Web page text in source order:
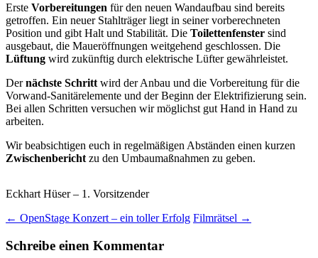
Erste Vorbereitungen für den neuen Wandaufbau sind bereits
getroffen. Ein neuer Stahlträger liegt in seiner vorberechneten
Position und gibt Halt und Stabilität. Die Toilettenfenster sind
ausgebaut, die Maueröffnungen weitgehend geschlossen. Die
Lüftung wird zukünftig durch elektrische Lüfter gewährleistet.
Dernächste Schritt wird der Anbau und die Vorbereitung für die
Vorwand-Sanitärelemente und der Beginn der Elektrifizierung sein.
Bei allen Schritten versuchen wir möglichst gut Hand in Hand zu
arbeiten.
Wir beabsichtigen euch in regelmäßigen Abständen einen kurzen
Zwischenbericht zu den Umbaumaßnahmen zu geben.
Eckhart Hüser – 1. Vorsitzender
Beitragsnavigation
← OpenStage Konzert – ein toller Erfolg Filmrätsel →
Schreibe einen Kommentar